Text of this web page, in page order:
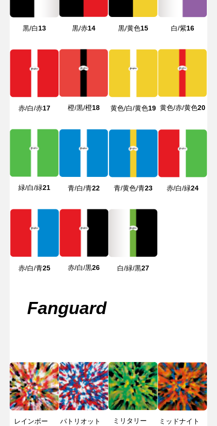
黒/白13 黒/赤14 黒/黄色15 白/紫16
赤/白/赤17 橙/黒/橙18 黄色/白/黄色19 黄色/赤/黄色20
緑/白/緑21 青/白/青22 青/黄色/青23 赤/白/緑24
赤/白/青25 赤/白/黒26 白/緑/黒27
Fanguard
レインボー パトリオット ミリタリー ミッドナイト